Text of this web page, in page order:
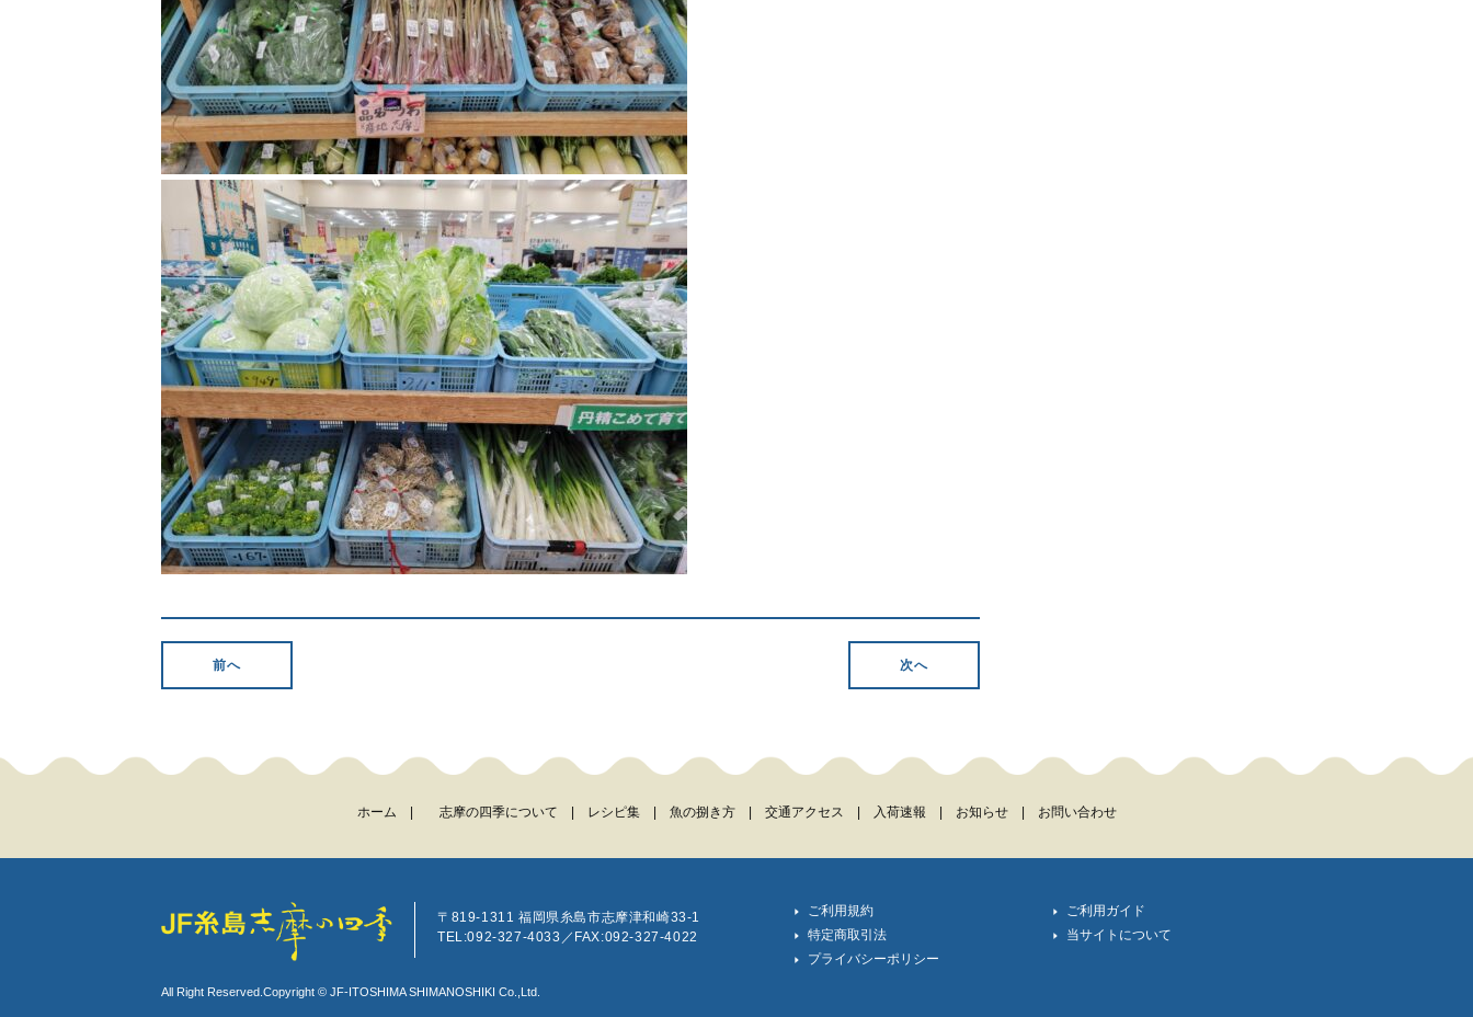
前へ 次へ
ホーム 志摩の四季について レシピ集| 魚の捌き方| 交通アクセス 入荷速報 お知らせ| お問い合わせ
〒819-1311 福岡県糸島市志摩津和崎33-1
TEL:092-327-4033／FAX:092-327-4022
ご利用規約
ご利用ガイド
特定商取引法
当サイトについて
プライバシーポリシー
All Right Reserved.Copyright © JF-ITOSHIMA SHIMANOSHIKI Co.,Ltd.